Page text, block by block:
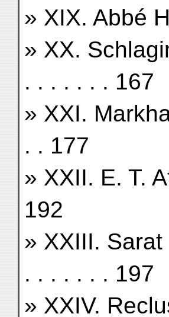
» XIX. Abbé
» XX.
. . . . . . . 167
» XXI.
. . 177
» XXII. E. T.
192
» XXIII.
. . . . . . . 197
» XXIV.